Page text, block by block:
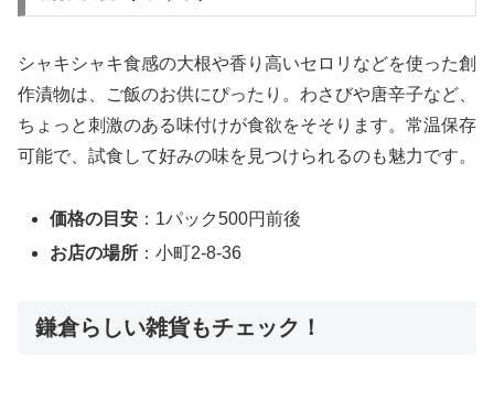
シャキシャキ食感の大根や香り高いセロリなどを使った創
作漬物は、ご飯のお供にぴったり。わさびや唐辛子など、
ちょっと刺激のある味付けが食欲をそそります。常温保存
可能で、試食して好みの味を見つけられるのも魅力です。
価格の目安 ：1パック500円前後
お店の場所 ：小町2-8-36
鎌倉らしい雑貨もチェック！